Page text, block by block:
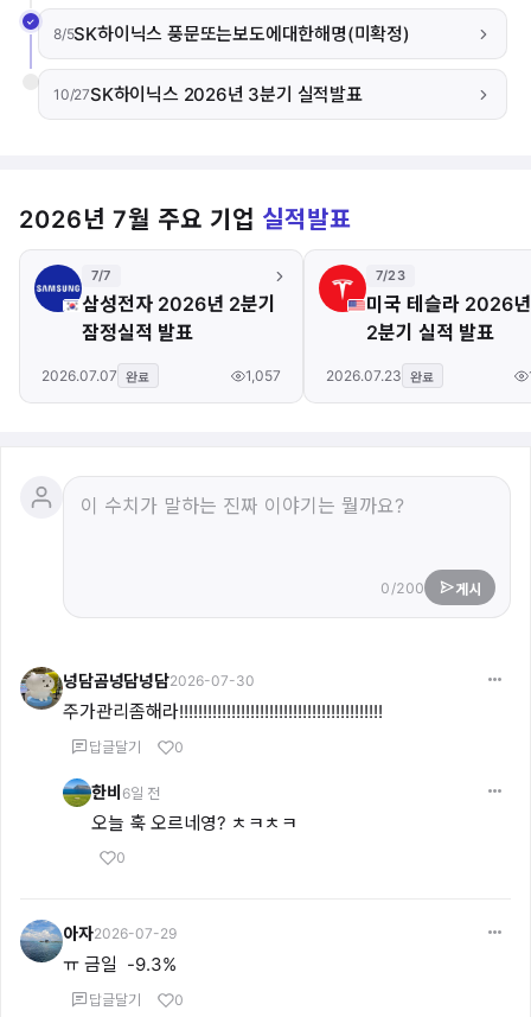
8/5SK하이닉스 풍문또는보도에대한해명(미확정)
10/27SK하이닉스 2026년 3분기 실적발표
2026년 7월 주요 기업 실적발표
7/7
삼성전자 2026년 2분기
잠정실적 발표
2026.07.07 완료 1,057
7/23
미국 테슬라 2026년
2분기 실적 발표
2026.07.23 완료
0/200 게시
넝담곰넝담넝담2026-07-30
주가관리좀해라!!!!!!!!!!!!!!!!!!!!!!!!!!!!!!!!!!!!!!!!!!!
답글달기 0
한비 6일 전
오늘 훅 오르네영? ㅊㅋㅊㅋ
0
아자2026-07-29
ㅠ 금일  -9.3%
답글달기 0